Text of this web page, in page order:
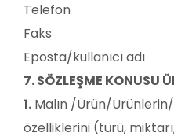
Telefon
Faks
Eposta/kullanıcı adı
7. SÖZLEŞME KONUSU
1. Malın /Ürün/
özelliklerini (türü,